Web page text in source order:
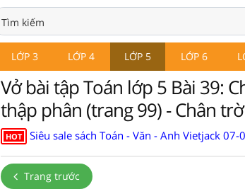
LỚP 3 LỚP 4 LỚP 5 LỚP 6
Vở bài tập Toán lớp 5 Bài 39:
thập phân (trang 99) - Chân
HOT Siêu sale sách Toán - Văn - Anh Vietjack
Trang trước